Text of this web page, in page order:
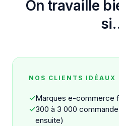
On travaille
NOS CLIENTS IDÉAUX
✓Marques e-commerce
✓300 à 3 000
ensuite)